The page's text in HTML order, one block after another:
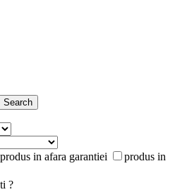
produs in afara garantiei
produs in
?